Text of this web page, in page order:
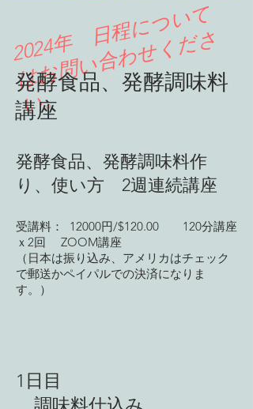
​
2
0
2
4
年
日
程
に
つ
い
て
は
お
問
い
合
わ
せ
く
だ
さ
い
。
​発酵食品、発酵調味料
講座
発酵食品、発酵調味料作
り、使い方 2週連続講座
受講料： 12000円/$120.00 120分講座
ｘ2回 ZOOM講座
（日本は振り込み、アメリカはチェック
で郵送かペイパルでの決済になりま
す。）
​1日目